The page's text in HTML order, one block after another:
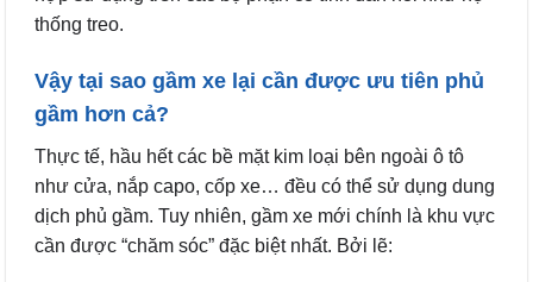
thống treo.
Vậy tại sao gầm xe lại cần được ưu tiên phủ
gầm hơn cả?
Thực tế, hầu hết các bề mặt kim loại bên ngoài ô tô
như cửa, nắp capo, cốp xe… đều có thể sử dụng dung
dịch phủ gầm. Tuy nhiên, gầm xe mới chính là khu vực
cần được “chăm sóc” đặc biệt nhất. Bởi lẽ: